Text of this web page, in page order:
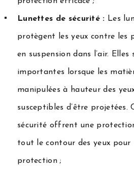
Lunettes de sécurité : Les
protègent les yeux contre les
en suspension dans l’air.
importantes lorsque les
manipulées à hauteur des
susceptibles d’être projetées.
sécurité offrent une
tout le contour des yeux pour
protection ;